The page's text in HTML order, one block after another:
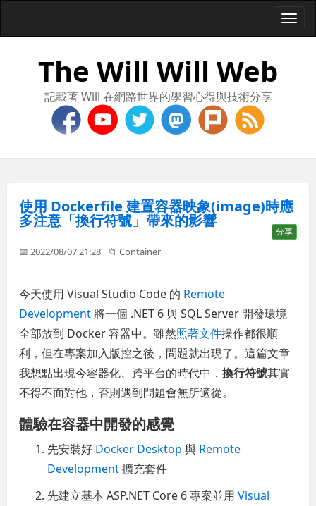
The Will Will Web
記載著 Will 在網路世界的學習心得與技術分享
使用 Dockerfile 建置容器映象(image)時應
多注意「換行符號」帶來的影響
分享
📅 2022/08/07 21:28 📁Container
今天使用 Visual Studio Code 的 Remote
Development 將一個 .NET 6 與 SQL Server 開發環境
全部放到 Docker 容器中。雖然照著文件操作都很順
利，但在專案加入版控之後，問題就出現了。這篇文章
我想點出現今容器化、跨平台的時代中，換行符號其實
不得不面對他，否則遇到問題會無所適從。
體驗在容器中開發的感覺
先安裝好 Docker Desktop 與 Remote
Development擴充套件
先建立基本 ASP.NET Core 6 專案並用Visual